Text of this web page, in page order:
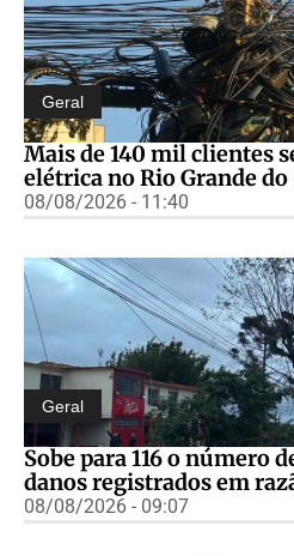
Geral
Mais de 140 mil clientes
elétrica no Rio Grande do
08/08/2026 - 11:40
Geral
Sobe para 116 o número
danos registrados em
08/08/2026 - 09:07